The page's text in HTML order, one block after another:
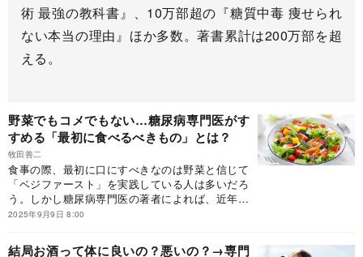
術 最強の教科書』、10万部超の『糖質中毒 痩せられ
ない本当の理由』ほか多数。著書累計は200万部を超
える。
野菜でもコメでもない…糖尿病専門医がす
すめる「最初に食べるべきもの」とは？
牧田善二
食事の際、最初に口にすべきなのは野菜と信じて
「ベジファースト」を実践している人は多いだろ
う。しかし糖尿病専門医の著者によれば、近年、
そんな食の常識が覆されているのだとか。では、
稿は、牧田善二『すぐに実践したくなる すごく使
2025年9月9日 8:00
結局お酒って体に良いの？悪いの？→専門